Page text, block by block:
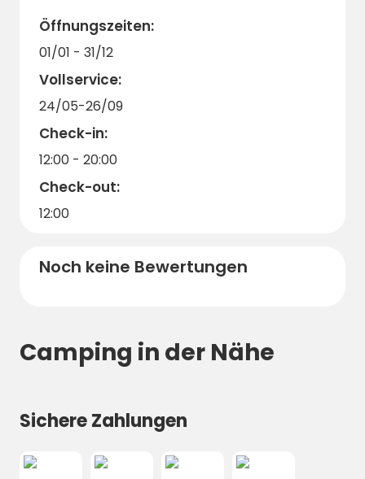
Öffnungszeiten:
01/01 - 31/12
Vollservice:
24/05-26/09
Check-in:
12:00 - 20:00
Check-out:
12:00
Noch keine Bewertungen
Camping in der Nähe
Sichere Zahlungen